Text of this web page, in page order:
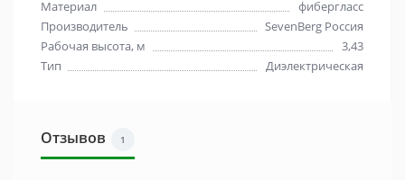
Материал
фибергласс
Производитель
SevenBerg Россия
Рабочая высота, м
3,43
Тип
Диэлектрическая
Отзывов 1